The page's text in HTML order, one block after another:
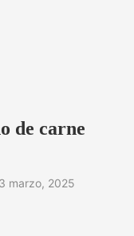
de carne
marzo, 2025